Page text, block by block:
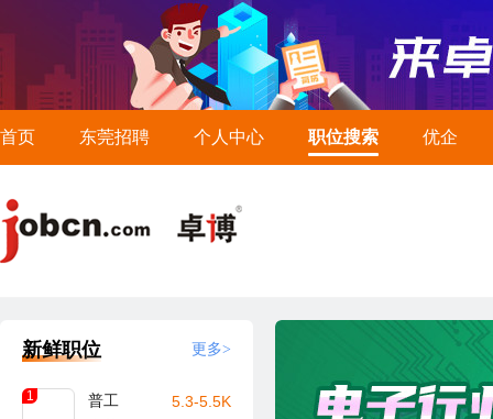
首页 东莞招聘 个人中心 职位搜索 优企
新鲜职位 更多>
1
普工
5.3-5.5K